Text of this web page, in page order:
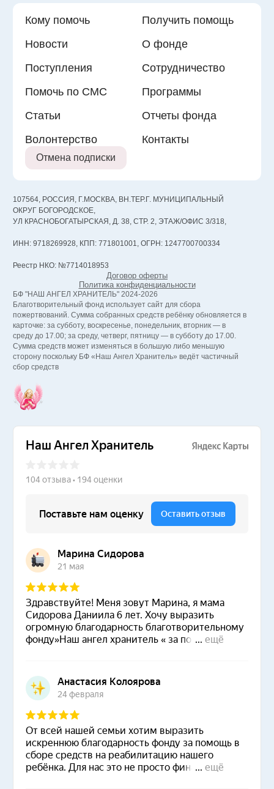
Кому помочь
Получить помощь
Новости
О фонде
Поступления
Сотрудничество
Помочь по СМС
Программы
Статьи
Отчеты фонда
Волонтерство
Контакты
Отмена подписки
107564, РОССИЯ, Г.МОСКВА, ВН.ТЕР.Г. МУНИЦИПАЛЬНЫЙ
ОКРУГ БОГОРОДСКОЕ,
УЛ КРАСНОБОГАТЫРСКАЯ, Д. 38, СТР. 2, ЭТАЖ/ОФИС 3/318,
ИНН: 9718269928, КПП: 771801001, ОГРН: 1247700700334
Реестр НКО: №7714018953
Договор оферты
Политика конфиденциальности
БФ "НАШ АНГЕЛ ХРАНИТЕЛЬ" 2024-2026
Благотворительный фонд использует сайт для сбора
пожертвований. Сумма собранных средств ребёнку обновляется в
карточке: за субботу, воскресенье, понедельник, вторник — в
среду до 17.00; за среду, четверг, пятницу — в субботу до 17.00.
Сумма средств может изменяться в большую либо меньшую
сторону поскольку БФ «Наш Ангел Хранитель» ведёт частичный
сбор средств